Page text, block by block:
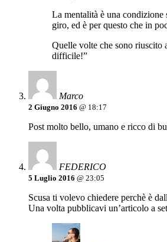
La mentalità è una condizione
giro, ed è per questo che in
Quelle volte che sono riuscito
difficile!”
Marco
2 Giugno 2016 @ 18:17
Post molto bello, umano e ricco di
FEDERICO
5 Luglio 2016 @ 23:05
Scusa ti volevo chiedere perchè è
Una volta pubblicavi un’articolo a